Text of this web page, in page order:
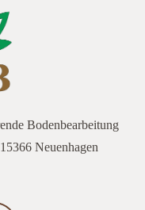
Bodenbearbeitung
Neuenhagen